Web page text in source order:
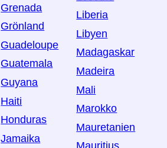
Grenada
Grönland
Guadeloupe
Guatemala
Guyana
Haiti
Honduras
Jamaika
Liberia
Libyen
Madagaskar
Madeira
Mali
Marokko
Mauretanien